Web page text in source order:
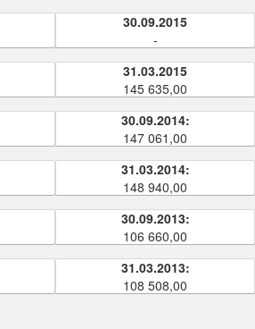
30.09.2015
-
31.03.2015
145 635,00
30.09.2014:
147 061,00
31.03.2014:
148 940,00
30.09.2013:
106 660,00
31.03.2013:
108 508,00